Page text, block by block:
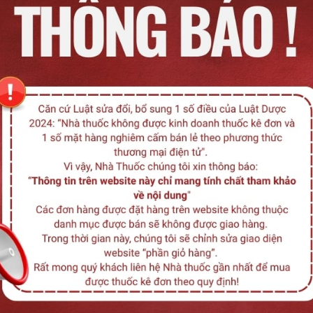
Medisun Medibest Medinova
Hộp 6 vỉ x 10 viên